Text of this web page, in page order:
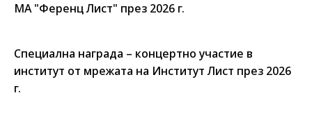
МА "Ференц Лист" през 2026 г.
Специална награда – концертно участие в
институт от мрежата на Институт Лист през 2026
г.